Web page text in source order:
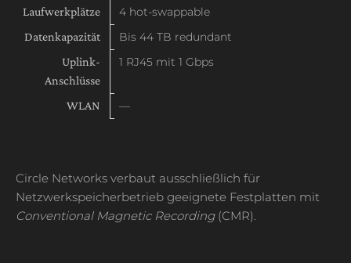
Laufwerkplätze 4 hot-swappable
Datenkapazität Bis 44 TB redundant
Uplink-
Anschlüsse
1 RJ45 mit 1 Gbps
WLAN —
Circle Networks verbaut ausschließlich für
Netzwerkspeicherbetrieb geeignete Festplatten mit
Conventional Magnetic Recording(CMR).